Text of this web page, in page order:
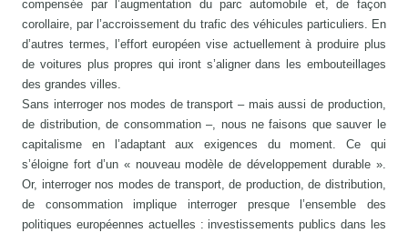
compensée par l’augmentation du parc automobile et, de façon
corollaire, par l’accroissement du trafic des véhicules particuliers. En
d’autres termes, l’effort européen vise actuellement à produire plus
de voitures plus propres qui iront s’aligner dans les embouteillages
des grandes villes.
Sans interroger nos modes de transport – mais aussi de production,
de distribution, de consommation –, nous ne faisons que sauver le
capitalisme en l’adaptant aux exigences du moment. Ce qui
s’éloigne fort d’un « nouveau modèle de développement durable ».
Or, interroger nos modes de transport, de production, de distribution,
de consommation implique interroger presque l’ensemble des
politiques européennes actuelles : investissements publics dans les